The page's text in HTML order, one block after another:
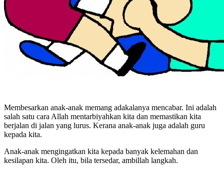
Membesarkan anak-anak memang adakalanya mencabar. Ini adalah
salah satu cara Allah mentarbiyahkan kita dan memastikan kita
berjalan di jalan yang lurus. Kerana anak-anak juga adalah guru
kepada kita.
Anak-anak mengingatkan kita kepada banyak kelemahan dan
kesilapan kita. Oleh itu, bila tersedar, ambillah langkah.